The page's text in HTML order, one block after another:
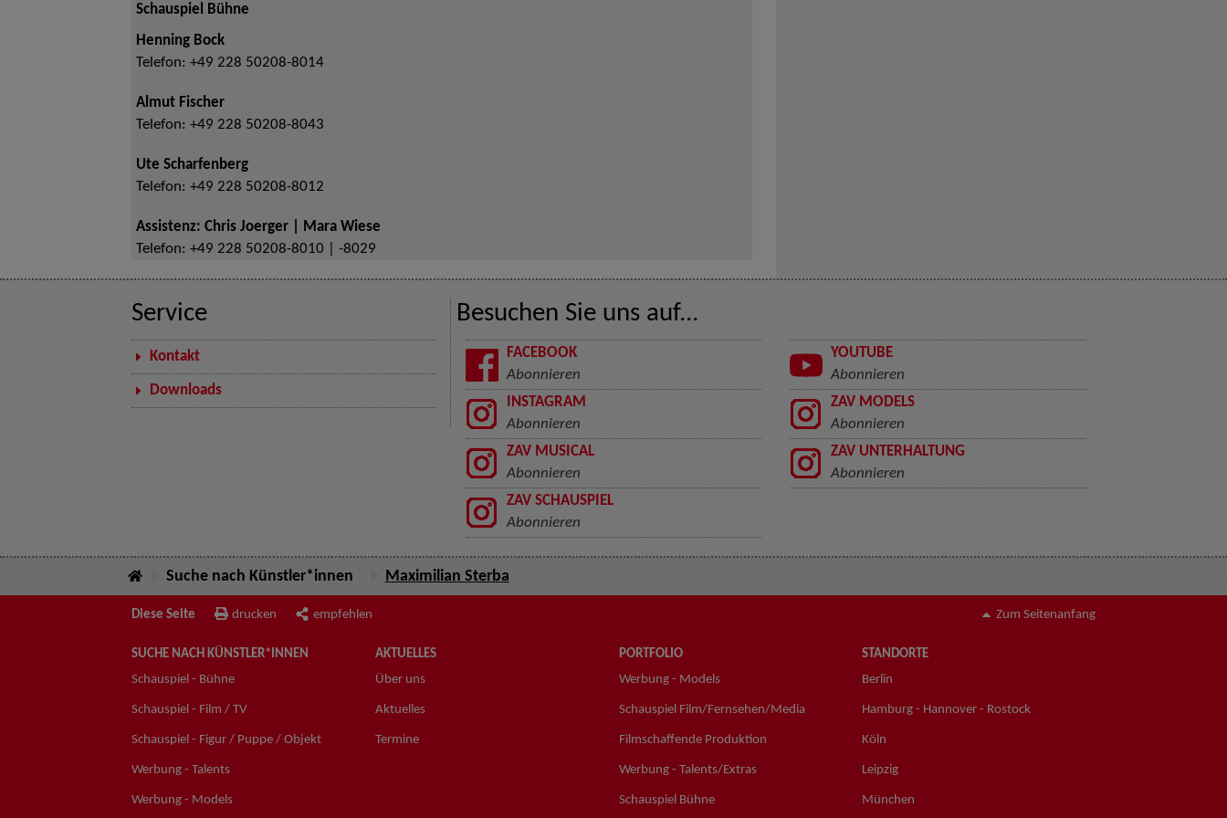
Schauspiel Bühne
Henning Bock
Telefon: +49 228 50208-8014
Almut Fischer
Telefon: +49 228 50208-8043
Ute Scharfenberg
Telefon: +49 228 50208-8012
Assistenz: Chris Joerger | Mara Wiese
Telefon: +49 228 50208-8010 | -8029
Service
Kontakt
Downloads
Besuchen Sie uns auf...
FACEBOOK
Abonnieren
YOUTUBE
Abonnieren
INSTAGRAM
Abonnieren
ZAV MODELS
Abonnieren
ZAV MUSICAL
Abonnieren
ZAV UNTERHALTUNG
Abonnieren
ZAV SCHAUSPIEL
Abonnieren
Suche nach Künstler*innen Maximilian Sterba
Diese Seite drucken empfehlen Zum Seitenanfang
SUCHE NACH KÜNSTLER*INNEN
Schauspiel - Bühne
Schauspiel - Film / TV
Schauspiel - Figur / Puppe / Objekt
Werbung - Talents
Werbung - Models
AKTUELLES
Über uns
Aktuelles
Termine
PORTFOLIO
Werbung - Models
Schauspiel Film/Fernsehen/Media
Filmschaffende Produktion
Werbung - Talents/Extras
Schauspiel Bühne
STANDORTE
Berlin
Hamburg - Hannover - Rostock
Köln
Leipzig
München